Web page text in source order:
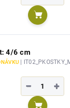
Do
4/6 cm
|
+
−